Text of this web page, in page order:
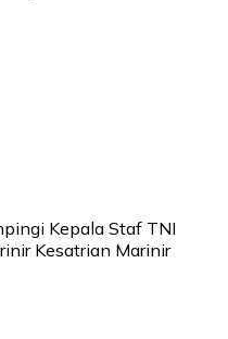
Kepala Staf TNI
Kesatrian Marinir